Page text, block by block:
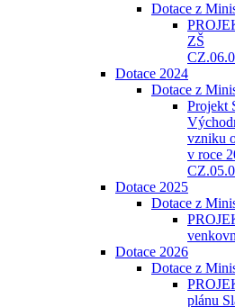
Dotace z
ZŠ
Dotace 2024
Dotace z
Projekt
vzniku
v roce
Dotace 2025
Dotace z
Dotace 2026
Dotace z
plánu